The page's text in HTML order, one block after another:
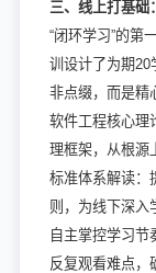
三、线上打基础
“闭环学习”的第
训设计了为期20
非点缀，而是精
软件工程核心理
理框架，从根源
标准体系解读：
则，为线下深入
自主掌控学习节
反复观看难点，